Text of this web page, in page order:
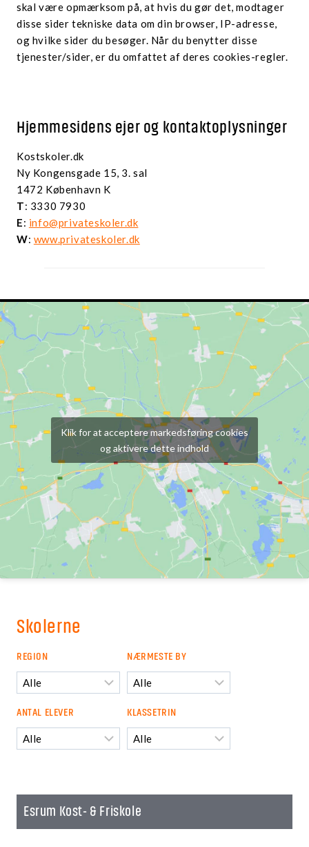
skal være opmærksom på, at hvis du gør det, modtager
disse sider tekniske data om din browser, IP-adresse,
og hvilke sider du besøger. Når du benytter disse
tjenester/sider, er du omfattet af deres cookies-regler.
Hjemmesidens ejer og kontaktoplysninger
Kostskoler.dk
Ny Kongensgade 15, 3. sal
1472 København K
T: 3330 7930
E: info@privateskoler.dk
W: www.privateskoler.dk
Klik for at acceptere markedsføring cookies
og aktivere dette indhold
Skolerne
REGION
Region
NÆRMESTE BY
Nærmeste
by
ANTAL ELEVER
Antal
elever
KLASSETRIN
Klassetrin
Esrum Kost- & Friskole